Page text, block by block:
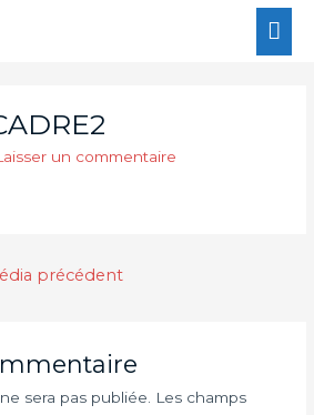
un commentaire
précédent
sera pas publiée.
Les champs